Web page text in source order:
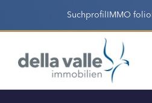
Suchprofil IMMO folio